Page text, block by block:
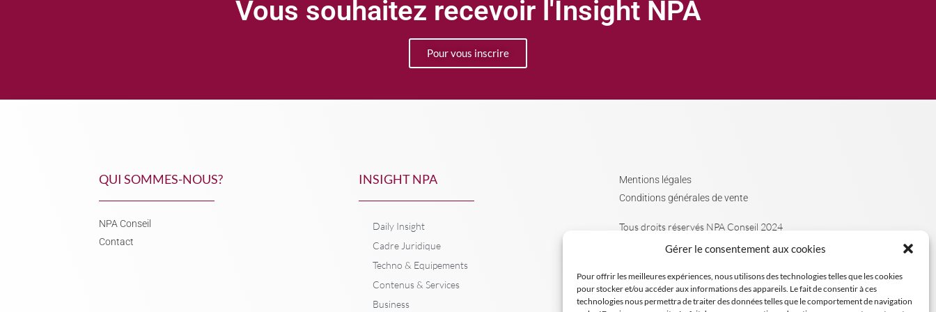
Gérer le consentement aux cookies
Pour offrir les meilleures expériences, nous utilisons des technologies telles que les cookies
pour stocker et/ou accéder aux informations des appareils. Le fait de consentir à ces
technologies nous permettra de traiter des données telles que le comportement de navigation
Vous souhaitez recevoir l'Insight NPA
Pour vous inscrire
QUI SOMMES-NOUS?
NPA Conseil
Contact
INSIGHT NPA
Daily Insight
Cadre Juridique
Techno & Equipements
Contenus & Services
Business
Mentions légales
Conditions générales de vente
Tous droits réservés NPA Conseil 2024